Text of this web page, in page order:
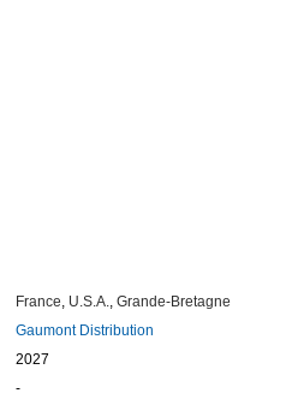
France, U.S.A., Grande-Bretagne
Gaumont Distribution
2027
-